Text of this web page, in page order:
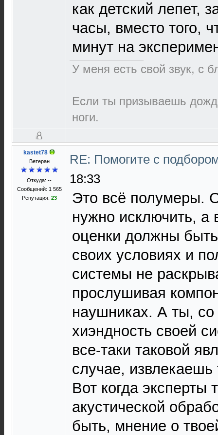
как детский лепет,
часы, вместо того,
минут на
У меня есть свой звук, с
Если ты призываешь
ноги.
kastet78
Ветеран
Откуда: --
Сообщений: 1 565
Репутация: 23
RE: Помогите с
18:33
Это всё полумеры.
нужно исключить, а
оценки должны
своих условиях и
системы не
прослушивая
наушниках. А ты, со
хиэндность своей
все-таки таковой
случае, извлекаешь
Вот когда эксперты
акустической
быть, мнение о